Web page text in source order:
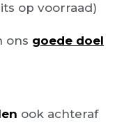
op voorraad)
ons goede doel
ook achteraf